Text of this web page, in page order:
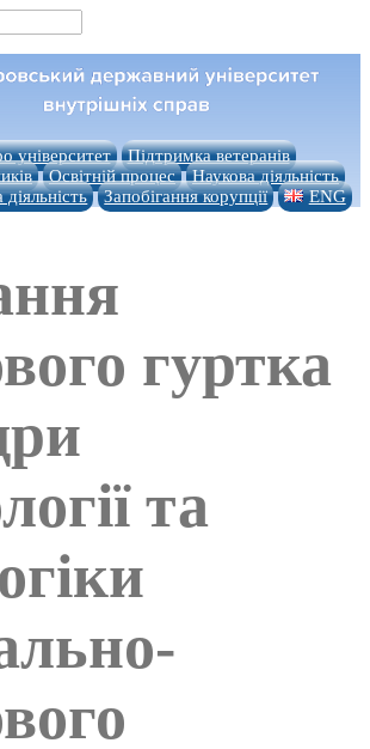
університет
Підтримка ветеранів
Освітній процес
Наукова діяльність
Запобігання корупції ENG
гуртка
та